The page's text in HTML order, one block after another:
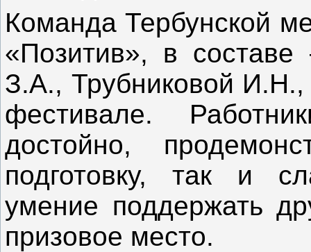
Команда Тербунской
«Позитив», в
З.А., Трубниковой И.Н.,
фестивале.
достойно,
подготовку, так и
умение поддержать
призовое место.